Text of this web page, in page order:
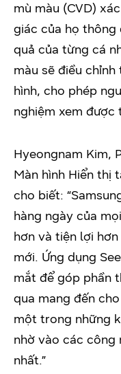
mù màu (CVD)
giác của họ thông
quả của từng cá
màu sẽ điều
hình, cho phép
nghiệm xem được
Hyeongnam Kim,
Màn hình Hiển thị
cho biết:
hàng ngày của
hơn và tiện lợi
mới. Ứng dụng
mắt để góp phần
qua mang đến
một trong những
nhờ vào các công
nhất.”